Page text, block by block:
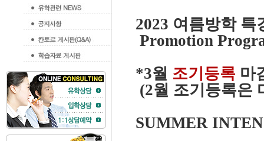
2023 여름방학 특
Promotion
*3월 조기등록 마
(2월 조기등록은
SUMMER